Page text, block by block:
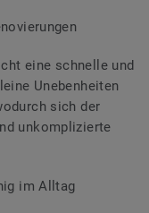
eine schnelle und
Unebenheiten
sich der
unkomplizierte
im Alltag